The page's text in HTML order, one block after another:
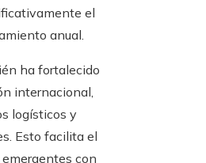
el
anual.
ha fortalecido
internacional,
logísticos y
Esto facilita el
con